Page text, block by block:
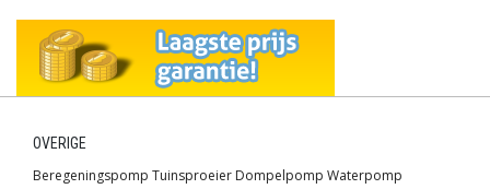
OVERIGE
Beregeningspomp Tuinsproeier Dompelpomp Waterpomp